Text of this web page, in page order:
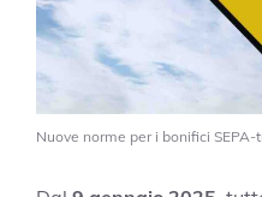
Nuove norme per i bonifici